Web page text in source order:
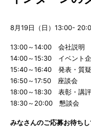
8月19日（日）13:00-
13:00～14:00 会社説明
14:00～15:30 イベント企
15:40～16:40 発表・質
16:50～17:50 座談会
18:00～18:30 表彰・講
18:30～20:00 懇談会
みなさんのご応募お待ちし